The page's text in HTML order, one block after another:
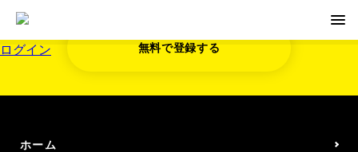
ログイン 無料で登録する
ホーム